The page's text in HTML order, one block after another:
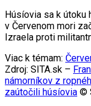
Húsíovia sa k útoku
v Červenom mori
Izraela proti
Viac k témam:
Zdroj: SITA.sk –
námorníkov z
zaútočili húsíovia ©